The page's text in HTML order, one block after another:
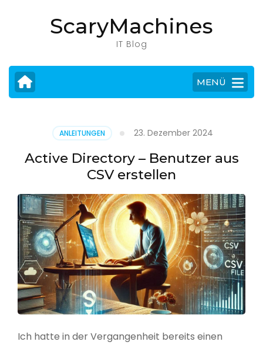
drücken)
ScaryMachines
IT Blog
MENÜ
ANLEITUNGEN 23. Dezember 2024
Active Directory – Benutzer aus
CSV erstellen
Ich hatte in der Vergangenheit bereits einen